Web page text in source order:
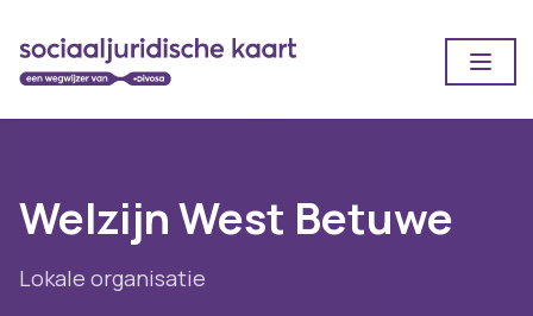
Welzijn West Betuwe
Lokale organisatie